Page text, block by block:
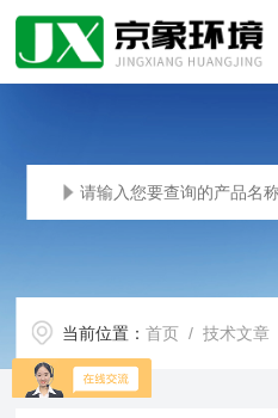
当前位置：首页 /技术文章